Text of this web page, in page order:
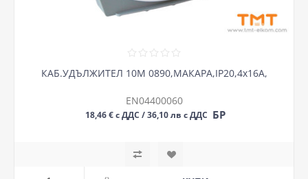
КАБ.УДЪЛЖИТЕЛ 10М 0890,МАКАРА,IP20,4x16A,
EN04400060
18,46 € с ДДС / 36,10 лв с ДДС БР